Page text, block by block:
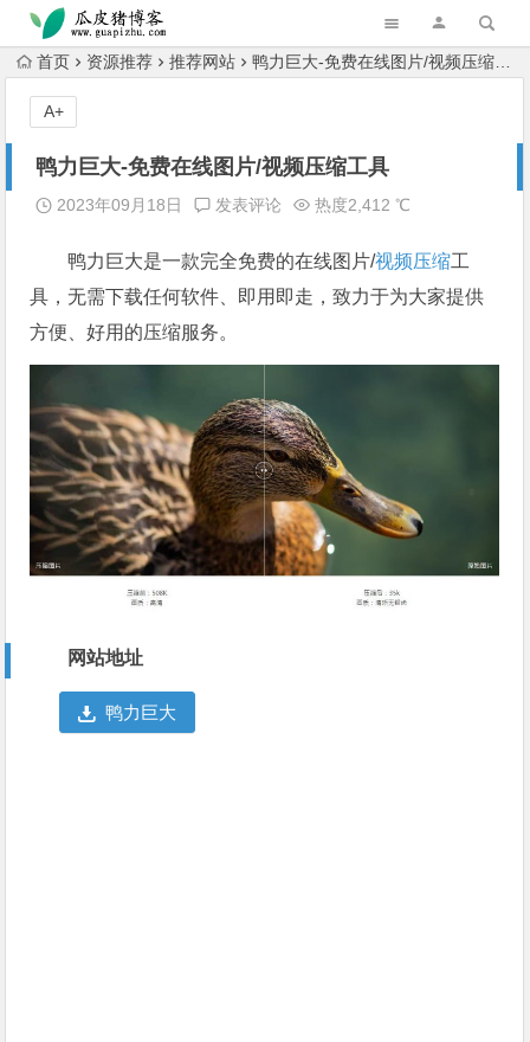
跳转到主内容
首页 资源推荐 推荐网站 鸭力巨大-免费在线图片/视频压缩工具
鸭力巨大-免费在线图片/视频压缩工具
2023年09月18日 发表评论 热度2,412 ℃
鸭力巨大是一款完全免费的在线图片/视频压缩工
具，无需下载任何软件、即用即走，致力于为大家提供
方便、好用的压缩服务。
网站地址
鸭力巨大
A+